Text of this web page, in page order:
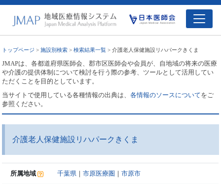
トップページ >施設別検索 >検索結果一覧 > 介護老人保健施設リハパークきくま
JMAPは、各都道府県医師会、郡市区医師会や会員が、自地域の将来の医療
や介護の提供体制について検討を行う際の参考、ツールとして活用してい
ただくことを目的としています。
当サイトで使用している各種情報の出典は、各情報のソースについてをご
参照ください。
介護老人保健施設リハパークきくま
所属地域 千葉県 ｜市原医療圏 ｜市原市